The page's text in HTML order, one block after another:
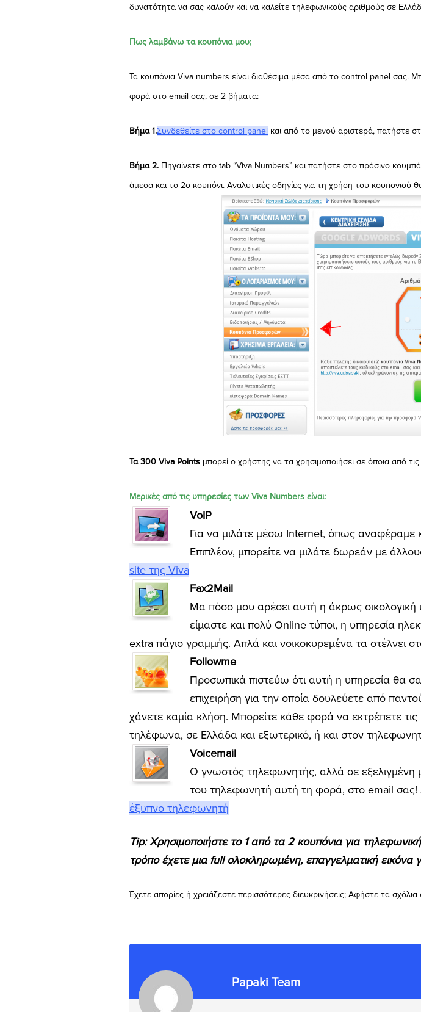
δυνατότητα να σας καλούν και να καλείτε τηλεφωνικούς αριθμούς σε
Πως λαμβάνω τα κουπόνια μου;
Τα κουπόνια Viva numbers είναι διαθέσιμα μέσα από το control panel σας.
φορά στο email σας, σε 2 βήματα:
Βήμα 1.Συνδεθείτε στο control panel και από το μενού αριστερά, πατήστε
Βήμα 2. Πηγαίνετε στο tab “Viva Numbers” και πατήστε στο πράσινο
άμεσα και το 2ο κουπόνι. Αναλυτικές οδηγίες για τη χρήση του κουπονιού
Τα 300 Viva Points μπορεί ο χρήστης να τα χρησιμοποιήσει σε όποια από
Μερικές από τις υπηρεσίες των Viva Numbers είναι:
VoIP
Για να μιλάτε μέσω Internet, όπως αναφέραμε
Επιπλέον, μπορείτε να μιλάτε δωρεάν με
site της Viva
Fax2Mail
Μα πόσο μου αρέσει αυτή η άκρως οικολογική
είμαστε και πολύ Online τύποι, η υπηρεσία
extra πάγιο γραμμής. Απλά και νοικοκυρεμένα τα στέλνει
Followme
Προσωπικά πιστεύω ότι αυτή η υπηρεσία θα
επιχειρήση για την οποία δουλεύετε από
χάνετε καμία κλήση. Μπορείτε κάθε φορά να εκτρέπετε
τηλέφωνα, σε Ελλάδα και εξωτερικό, ή και στον
Voicemail
Ο γνωστός τηλεφωνητής, αλλά σε εξελιγμένη
του τηλεφωνητή αυτή τη φορά, στο email
έξυπνο τηλεφωνητή
Tip: Χρησιμοποιήστε το 1 από τα 2 κουπόνια για
τρόπο έχετε μια full ολοκληρωμένη, επαγγελματική εικόνα
Έχετε απορίες ή χρειάζεστε περισσότερες διευκρινήσεις; Αφήστε τα
Papaki Team